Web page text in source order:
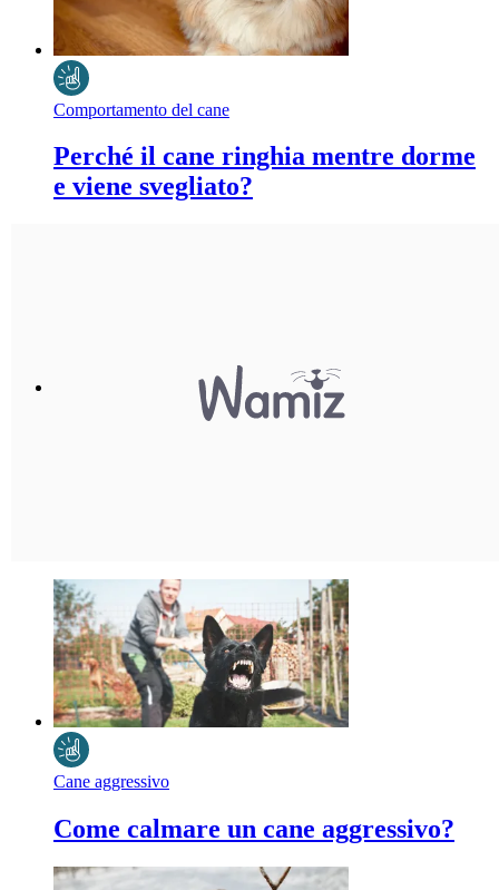
Comportamento del cane
Perché il cane ringhia mentre dorme
e viene svegliato?
Cane aggressivo
Come calmare un cane aggressivo?